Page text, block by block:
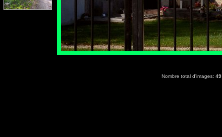
Nombre total d'images: 49